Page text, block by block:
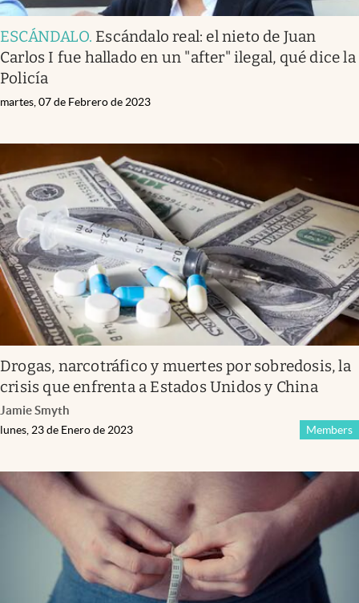
ESCÁNDALO. Escándalo real: el nieto de Juan
Carlos I fue hallado en un "after" ilegal, qué dice la
Policía
martes, 07 de Febrero de 2023
Drogas, narcotráfico y muertes por sobredosis, la
crisis que enfrenta a Estados Unidos y China
Jamie Smyth
Members
lunes, 23 de Enero de 2023